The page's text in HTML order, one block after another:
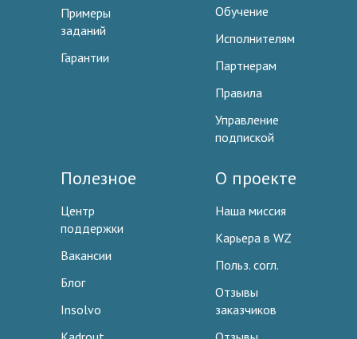
Примеры
заданий
Гарантии
Обучение
Исполнителям
Партнерам
Правила
Управление
подпиской
Полезное
Центр
поддержки
Вакансии
Блог
Insolvo
О проекте
Наша миссия
Карьера в WZ
Польз. согл.
Отзывы
заказчиков